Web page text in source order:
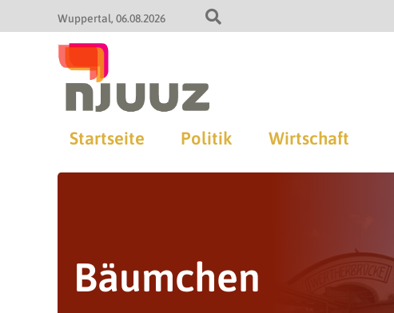
Wuppertal 06.08.2026
Startseite Politik Wirtschaft
Bäumchen